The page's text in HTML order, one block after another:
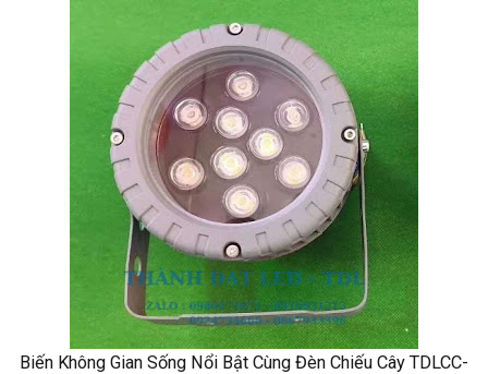
Biến Không Gian Sống Nổi Bật Cùng Đèn Chiếu Cây TDLCC-